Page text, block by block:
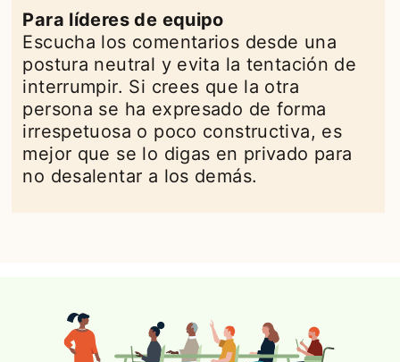
Para líderes de equipo
Escucha los comentarios desde una
postura neutral y evita la tentación de
interrumpir. Si crees que la otra
persona se ha expresado de forma
irrespetuosa o poco constructiva, es
mejor que se lo digas en privado para
no desalentar a los demás.